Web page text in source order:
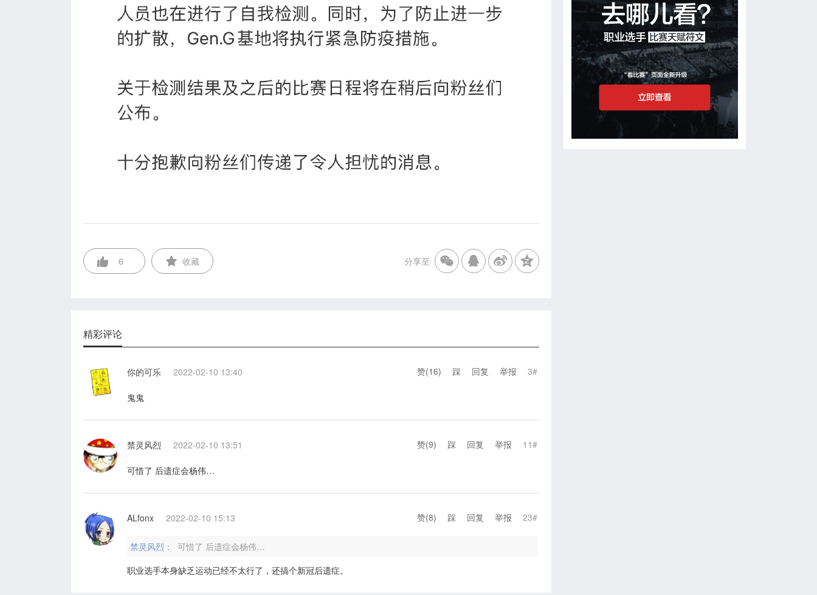
6 收藏 分享至
精彩评论
你的可乐 2022-02-10 13:40 赞(16) 踩 回复 举报 3#
鬼鬼
禁灵风烈 2022-02-10 13:51 赞(9) 踩 回复 举报 11#
可惜了 后遗症会杨伟…
ALfonx 2022-02-10 15:13 赞(8) 踩 回复 举报 23#
禁灵风烈：
可惜了 后遗症会杨伟…
职业选手本身缺乏运动已经不太行了，还搞个新冠后遗症。